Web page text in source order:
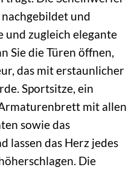
und
und zugleich elegante
Sie die Türen öffnen,
das mit erstaunlicher
Sportsitze, ein
mit allen
sowie das
lassen das Herz jedes
Die